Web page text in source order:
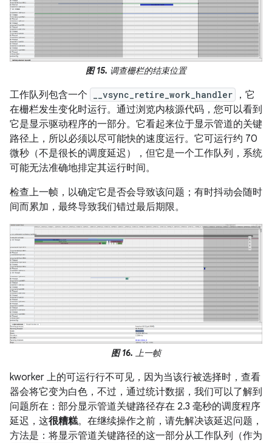
图 15. 调查栅栏的结束位置
工作队列包含一个 __vsync_retire_work_handler
，它
在栅栏发生变化时运行。通过浏览内核源代码，您可以看到
它是显示驱动程序的一部分。它看起来位于显示管道的关键
路径上，所以必须以尽可能快的速度运行。它可运行约 70
微秒（不是很长的调度延迟），但它是一个工作队列，系统
可能无法准确地排定其运行时间。
检查上一帧，以确定它是否会导致该问题；有时抖动会随时
间而累加，最终导致我们错过最后期限。
图 16. 上一帧
kworker 上的可运行行不可见，因为当该行被选择时，查看
器会将它变为白色，不过，通过统计数据，我们可以了解到
问题所在：部分显示管道关键路径存在 2.3 毫秒的调度程序
延迟，这很糟糕。在继续操作之前，请先解决该延迟问题，
方法是：将显示管道关键路径的这一部分从工作队列（作为